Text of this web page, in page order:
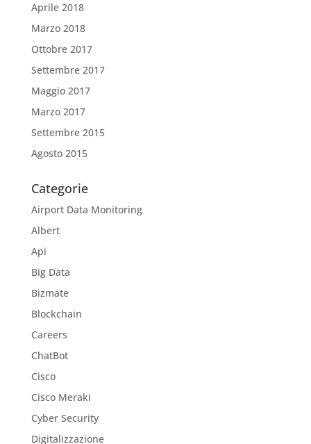
Aprile 2018
Marzo 2018
Ottobre 2017
Settembre 2017
Maggio 2017
Marzo 2017
Settembre 2015
Agosto 2015
Categorie
Airport Data Monitoring
Albert
Api
Big Data
Bizmate
Blockchain
Careers
ChatBot
Cisco
Cisco Meraki
Cyber Security
Digitalizzazione